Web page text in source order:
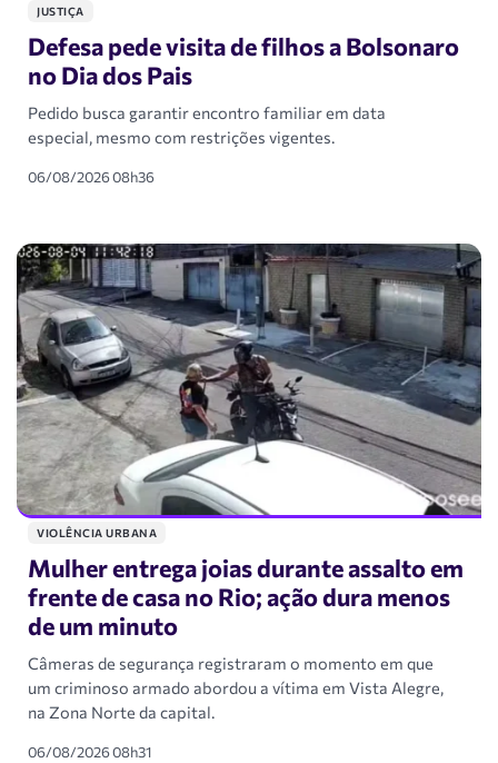
JUSTIÇA
Defesa pede visita de filhos a Bolsonaro
no Dia dos Pais
Pedido busca garantir encontro familiar em data
especial, mesmo com restrições vigentes.
06/08/2026 08h36
VIOLÊNCIA URBANA
Mulher entrega joias durante assalto em
frente de casa no Rio; ação dura menos
de um minuto
Câmeras de segurança registraram o momento em que
um criminoso armado abordou a vítima em Vista Alegre,
na Zona Norte da capital.
06/08/2026 08h31